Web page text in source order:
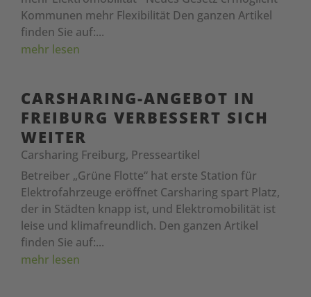
Kommunen mehr Flexibilität Den ganzen Artikel
finden Sie auf:...
mehr lesen
CARSHARING-ANGEBOT IN
FREIBURG VERBESSERT SICH
WEITER
Carsharing Freiburg, Presseartikel
Betreiber „Grüne Flotte“ hat erste Station für
Elektrofahrzeuge eröffnet Carsharing spart Platz,
der in Städten knapp ist, und Elektromobilität ist
leise und klimafreundlich. Den ganzen Artikel
finden Sie auf:...
mehr lesen